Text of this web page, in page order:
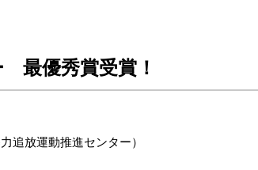
最優秀賞受賞！
追放運動推進センター）